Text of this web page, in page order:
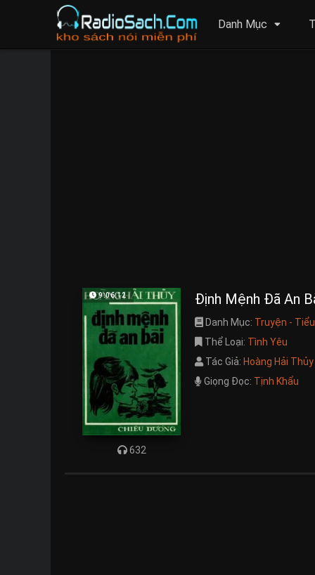
Danh Mục
9:06:12
632
Định Mệnh Đã An
Danh Mục: Truyện -
Thể Loại: Tình Yêu
Tác Giả: Hoàng Hải Thủy
Giọng Đọc: Tịnh Khẩu